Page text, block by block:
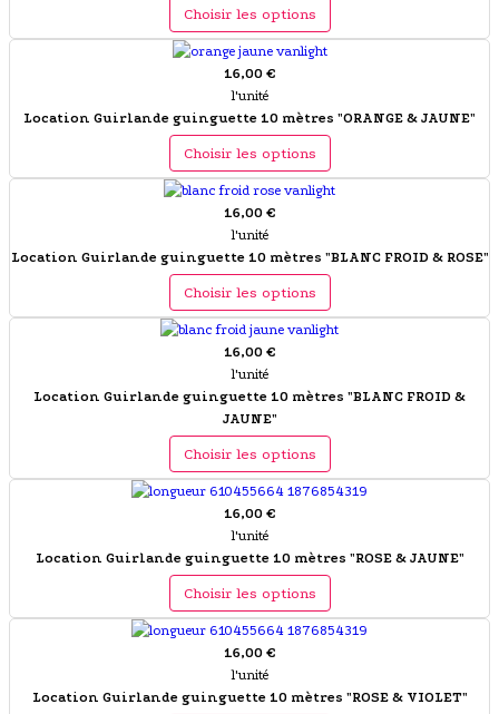
Choisir les options
16,00 €
l'unité
Location Guirlande guinguette 10 mètres "ORANGE & JAUNE"
Choisir les options
16,00 €
l'unité
Location Guirlande guinguette 10 mètres "BLANC FROID & ROSE"
Choisir les options
16,00 €
l'unité
Location Guirlande guinguette 10 mètres "BLANC FROID &
JAUNE"
Choisir les options
16,00 €
l'unité
Location Guirlande guinguette 10 mètres "ROSE & JAUNE"
Choisir les options
16,00 €
l'unité
Location Guirlande guinguette 10 mètres "ROSE & VIOLET"